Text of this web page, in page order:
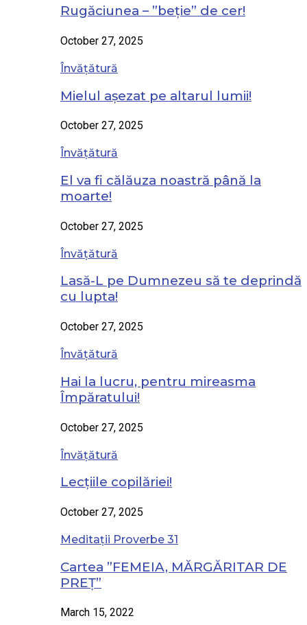
Rugăciunea – ”beție” de cer!
October 27, 2025
Învățătură
Mielul așezat pe altarul lumii!
October 27, 2025
Învățătură
El va fi călăuza noastră până la
moarte!
October 27, 2025
Învățătură
Lasă-L pe Dumnezeu să te deprindă
cu lupta!
October 27, 2025
Învățătură
Hai la lucru, pentru mireasma
Împăratului!
October 27, 2025
Învățătură
Lecțiile copilăriei!
October 27, 2025
Meditații Proverbe 31
Cartea ”FEMEIA, MĂRGĂRITAR DE
PREȚ”
March 15, 2022